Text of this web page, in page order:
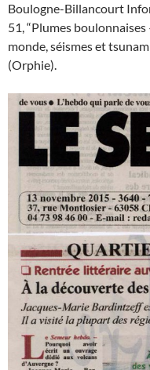
Boulogne-Billancourt
51, “Plumes
monde, séismes et
(Orphie).